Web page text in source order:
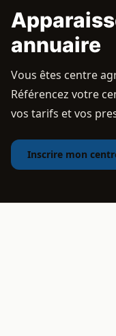
annuaire
Vous êtes centre
Référencez votre
vos tarifs et vos
Inscrire mon